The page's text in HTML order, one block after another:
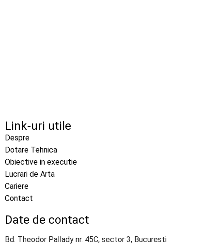
Link-uri utile
Despre
Dotare Tehnica
Obiective in executie
Lucrari de Arta
Cariere
Contact
Date de contact
Bd. Theodor Pallady nr. 45C, sector 3, Bucuresti